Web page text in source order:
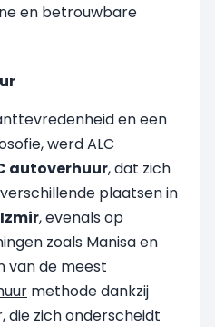
en betrouwbare
en een
werd ALC
autoverhuur, dat zich
plaatsen in
Izmir, evenals op
zoals Manisa en
van de meest
methode dankzij
die zich onderscheidt